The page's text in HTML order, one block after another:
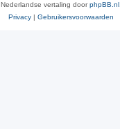
Nederlandse vertaling doorphpBB.nl
Privacy | Gebruikersvoorwaarden